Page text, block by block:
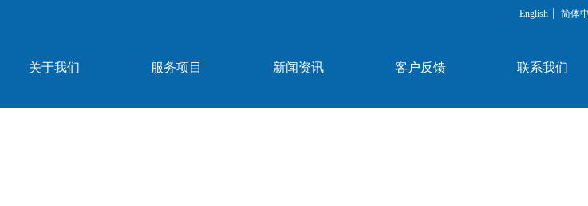
关于我们 服务项目 新闻资讯 客户反馈 联系我们
English 简体